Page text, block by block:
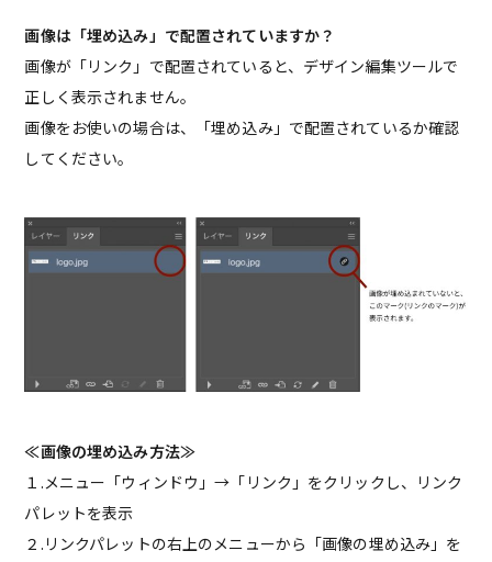
画像は「埋め込み」で配置されていますか？
画像が「リンク」で配置されていると、デザイン編集ツールで
正しく表示されません。
画像をお使いの場合は、「埋め込み」で配置されているか確認
してください。
≪画像の埋め込み方法≫
１.メニュー「ウィンドウ」→「リンク」をクリックし、リンク
パレットを表示
２.リンクパレットの右上のメニューから「画像の埋め込み」を